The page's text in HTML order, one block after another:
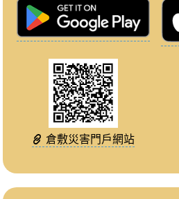
倉敷災害門戶網站